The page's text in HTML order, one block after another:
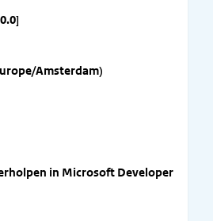
Amsterdam)
in Microsoft Developer